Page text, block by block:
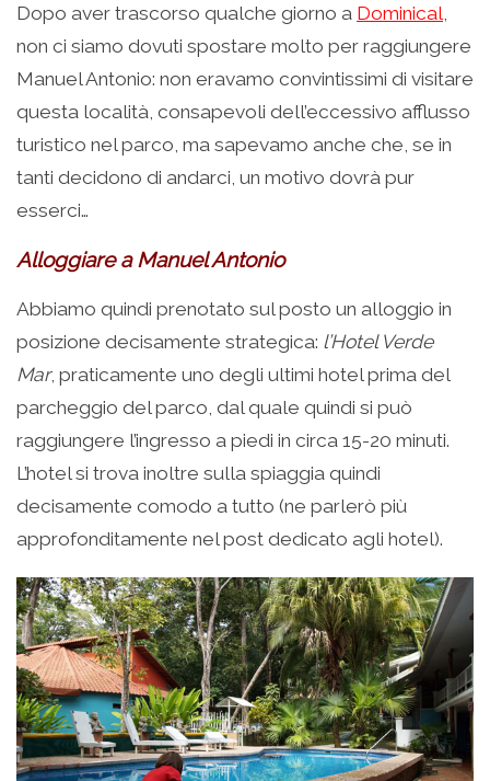
Dopo aver trascorso qualche giorno a Dominical
non ci siamo dovuti spostare molto per raggiungere
Manuel Antonio: non eravamo convintissimi di visitare
questa località, consapevoli dell’eccessivo afflusso
turistico nel parco, ma sapevamo anche che, se in
tanti decidono di andarci, un motivo dovrà pur
esserci…
Alloggiare a Manuel Antonio
Abbiamo quindi prenotato sul posto un alloggio in
posizione decisamente strategica: l’Hotel Verde
Mar, praticamente uno degli ultimi hotel prima del
parcheggio del parco, dal quale quindi si può
raggiungere l’ingresso a piedi in circa 15-20 minuti.
L’hotel si trova inoltre sulla spiaggia quindi
decisamente comodo a tutto (ne parlerò più
approfonditamente nel post dedicato agli hotel).